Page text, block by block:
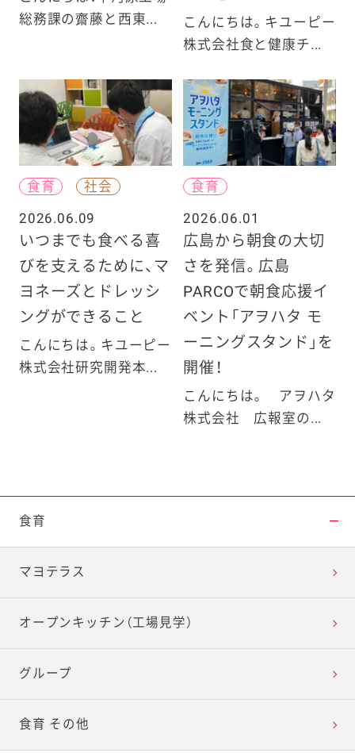
総務課の齋藤と西東...
こんにちは。キユーピー
株式会社食と健康チ...
食育
社会
2026.06.09
いつまでも食べる喜
びを支えるために、マ
ヨネーズとドレッシ
ングができること
こんにちは。キユーピー
株式会社研究開発本...
食育
2026.06.01
広島から朝食の大切
さを発信。広島
PARCOで朝食応援イ
ベント「アヲハタ モ
ーニングスタンド」を
開催！
こんにちは。 アヲハタ
株式会社 広報室の...
食育
マヨテラス
オープンキッチン（工場見学）
グループ
食育 その他